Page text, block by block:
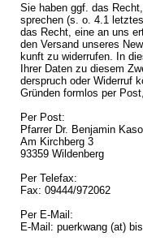
Sie haben ggf. das
spre­chen (s. o. 4.1
das Recht, eine an uns
den Ver­sand un­se­res
kunft zu wi­der­ru­fen. In
Ihrer Daten zu die­sem
der­spruch oder Wi­der­ruf
Grün­den form­los per
Per Post:
Pfar­rer Dr. Ben­ja­min
Am Kirch­berg 3
93359 Wil­den­berg
Per Te­le­fax:
Fax: 09444/972062
Per E-Mail:
E-Mail: pu­erk­wang (at)